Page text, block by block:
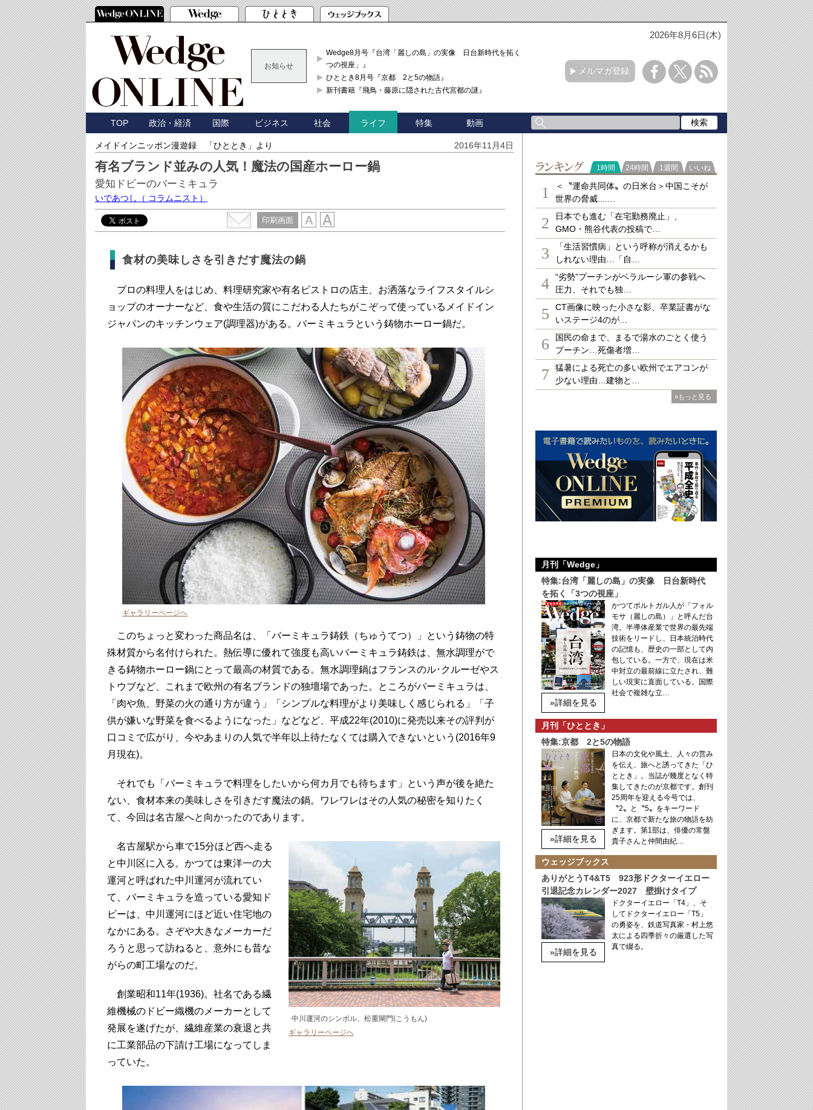
2026年8月6日(木)
お知らせ
Wedge8月号『台湾「麗しの島」の実像 日台新時代を拓く「3
つの視座」』
ひととき8月号『京都 2と5の物語』
新刊書籍『飛鳥・藤原に隠された古代宮都の謎』
メルマガ登録
TOP 政治・経済 国際 ビジネス 社会 ライフ 特集 動画
メイドインニッポン漫遊録 「ひととき」より 2016年11月4日
有名ブランド並みの人気！魔法の国産ホーロー鍋
愛知ドビーのバーミキュラ
いであつし （ コラムニスト）
印刷画面
食材の美味しさを引きだす魔法の鍋
プロの料理人をはじめ、料理研究家や有名ビストロの店主、お洒落なライフスタイルシ
ョップのオーナーなど、食や生活の質にこだわる人たちがこぞって使っているメイドイン
ジャパンのキッチンウェア(調理器)がある。バーミキュラという鋳物ホーロー鍋だ。
ギャラリーページへ
このちょっと変わった商品名は、「バーミキュラ鋳鉄（ちゅうてつ）」という鋳物の特
殊材質から名付けられた。熱伝導に優れて強度も高いバーミキュラ鋳鉄は、無水調理がで
きる鋳物ホーロー鍋にとって最高の材質である。無水調理鍋はフランスのル･クルーゼやス
トウブなど、これまで欧州の有名ブランドの独壇場であった。ところがバーミキュラは、
「肉や魚、野菜の火の通り方が違う」「シンプルな料理がより美味しく感じられる」「子
供が嫌いな野菜を食べるようになった」などなど、平成22年(2010)に発売以来その評判が
口コミで広がり、今やあまりの人気で半年以上待たなくては購入できないという(2016年9
月現在)。
それでも「バーミキュラで料理をしたいから何カ月でも待ちます」という声が後を絶た
ない、食材本来の美味しさを引きだす魔法の鍋。ワレワレはその人気の秘密を知りたく
て、今回は名古屋へと向かったのであります。
中川運河のシンボル、松重閘門(こうもん)
ギャラリーページへ
名古屋駅から車で15分ほど西へ走る
と中川区に入る。かつては東洋一の大
運河と呼ばれた中川運河が流れてい
て、バーミキュラを造っている愛知ド
ビーは、中川運河にほど近い住宅地の
なかにある。さぞや大きなメーカーだ
ろうと思って訪ねると、意外にも昔な
がらの町工場なのだ。
創業昭和11年(1936)。社名である繊
維機械のドビー織機のメーカーとして
発展を遂げたが、繊維産業の衰退と共
に工業部品の下請け工場になってしま
っていた。
ランキング
1時間 24時間 1週間 いいね
1
＜〝運命共同体〟の日米台＞中国こそが
世界の脅威....…
2
日本でも進む「在宅勤務廃止」、
GMO・熊谷代表の投稿で…
3
「生活習慣病」という呼称が消えるかも
しれない理由…「自…
4
“劣勢”プーチンがベラルーシ軍の参戦へ
圧力、それでも独…
5
CT画像に映った小さな影、卒業証書がな
いステージ4のが…
6
国民の命まで、まるで湯水のごとく使う
プーチン…死傷者増…
7
猛暑による死亡の多い欧州でエアコンが
少ない理由…建物と…
»もっと見る
月刊「Wedge」
特集:台湾「麗しの島」の実像 日台新時代
を拓く「3つの視座」
»詳細を見る
かつてポルトガル人が「フォル
モサ（麗しの島）」と呼んだ台
湾。半導体産業で世界の最先端
技術をリードし、日本統治時代
の記憶も、歴史の一部として内
包している。一方で、現在は米
中対立の最前線に立たされ、難
しい現実に直面している。国際
社会で複雑な立…
月刊「ひととき」
特集:京都 2と5の物語
»詳細を見る
日本の文化や風土、人々の営み
を伝え、旅へと誘ってきた「ひ
ととき」。当誌が幾度となく特
集してきたのが京都です。創刊
25周年を迎える今号では、
〝2〟と〝5〟をキーワード
に、京都で新たな旅の物語を紡
ぎます。第1部は、俳優の常盤
貴子さんと仲間由紀…
ウェッジブックス
ありがとうT4&T5 923形ドクターイエロー
引退記念カレンダー2027 壁掛けタイプ
»詳細を見る
ドクターイエロー「T4」、そ
してドクターイエロー「T5」
の勇姿を、鉄道写真家・村上悠
太による四季折々の厳選した写
真で綴る。